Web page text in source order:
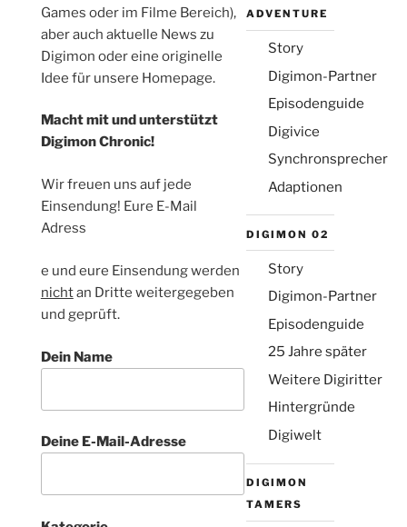
1· 2 ·4 5·»
Email:
Games oder im Filme Bereich),
aber auch aktuelle News zu
Digimon oder eine originelle
Idee für unsere Homepage.
Macht mit und unterstützt
Digimon Chronic!
Wir freuen uns auf jede
Einsendung! Eure E-Mail
Adress
osteopathe-nyon-cabinet-
monney
e und eure Einsendung werden
nichtan Dritte weitergegeben
und geprüft.
Dein Name
Deine E-Mail-Adresse
ADVENTURE
Story
Digimon-Partner
Episodenguide
Digivice
Synchronsprecher
Adaptionen
DIGIMON 02
Story
Digimon-Partner
Episodenguide
25 Jahre später
Weitere Digiritter
Hintergründe
Digiwelt
DIGIMON
TAMERS